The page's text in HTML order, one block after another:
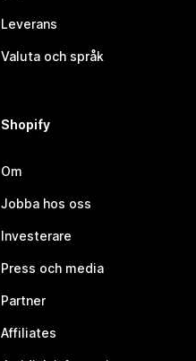
Leverans
Valuta och språk
Shopify
Om
Jobba hos oss
Investerare
Press och media
Partner
Affiliates